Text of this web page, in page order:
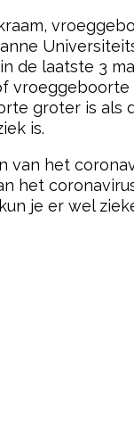
de laatste 3
groter is
is.
het
je er wel